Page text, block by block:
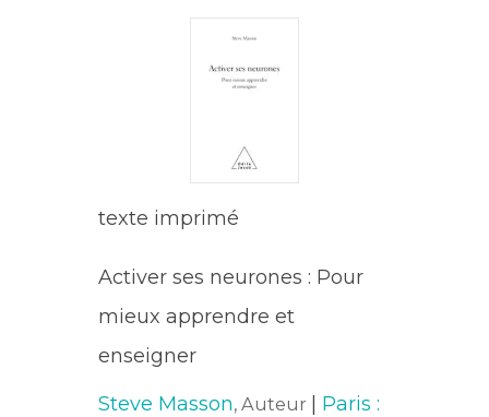
texte imprimé
Activer ses neurones : Pour
mieux apprendre et
enseigner
Steve Masson, Auteur
Paris :